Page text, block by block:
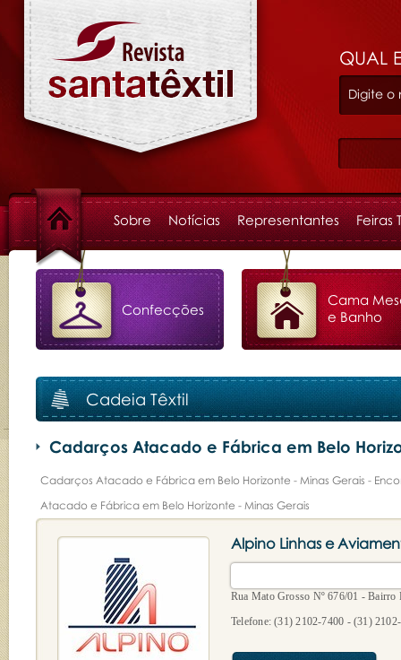
QUAL
Sobre Notícias Representantes Feiras
Confecções
Cama
e Banho
Cadeia Têxtil
Cadarços Atacado e Fábrica em Belo
Cadarços Atacado e Fábrica em Belo Horizonte - Minas Gerais -
Atacado e Fábrica em Belo Horizonte - Minas Gerais
Alpino Linhas e
Rua Mato Grosso Nº 676/01 -
Telefone: (31) 2102-7400 - (31)